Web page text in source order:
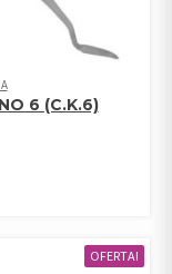
6 (C.K.6)
OFERTA!